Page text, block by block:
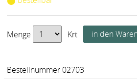
Menge Krt
Bestellnummer 02703